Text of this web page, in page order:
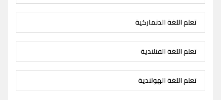
تعلم اللغة الدنماركية
تعلم اللغة الفنلندية
تعلم اللغة الهولندية